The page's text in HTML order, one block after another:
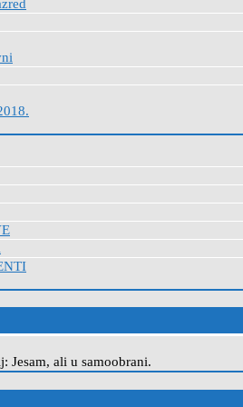
Jesam, ali u samoobrani.